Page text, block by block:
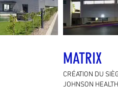
MATRIX
CRÉATION DU
JOHNSON